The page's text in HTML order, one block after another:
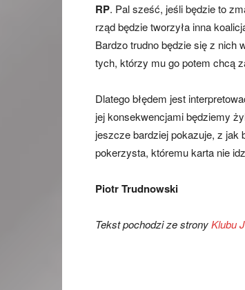
RP. Pal sześć, jeśli będzie to
rząd będzie tworzyła inna
Bardzo trudno będzie się z nich
tych, którzy mu go potem chcą
Dlatego błędem jest
jej konsekwencjami będziemy
jeszcze bardziej pokazuje, z jak
pokerzysta, któremu karta nie
Piotr Trudnowski
Tekst pochodzi ze stronyKlubu